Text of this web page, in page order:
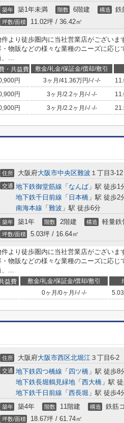
築年 築1年未満 階数 6階建 構造 鉄
坪数/面積 11.02坪 / 36.42㎡
件より徒歩圏内に当社営業店がござい
・物販などの様々な業種のニーズに応じ
、...
・共益費 敷金/礼金/保証金/償却/敷引
円 3ヶ月 /41.36万円/-/-/-
円 3ヶ月 /2.2ヶ月 /-/-/-
円 3ヶ月 /2.2ヶ月 /-/-/-
住所 大阪府大阪市中央区難波 １丁目3-12
交通 地下鉄御堂筋線 「 なんば 」駅 徒歩1
地下鉄千日前線 「 日本橋 」駅 徒歩2
南海本線 「 難波 」駅 徒歩6分
築年 築1年 階数 2階建 構造 軽量鉄
坪数/面積 5.03坪 / 16.64㎡
件より徒歩圏内に当社営業店がござい
・物販などの様々な業種のニーズに応じ
、...
益費 敷金/礼金/保証金/償却/敷引
0ヶ月 /0ヶ月 /-/-/-
住所 大阪府大阪市西区北堀江 ３丁目6-2
交通 地下鉄四つ橋線 「 四ツ橋 」駅 徒歩8
地下鉄長堀鶴見緑地 「 西大橋 」駅
地下鉄千日前線 「 西長堀 」駅 徒歩4
築年 築4年 階数 11階建 構造 鉄筋
坪数/面積 18.67坪 / 61.74㎡